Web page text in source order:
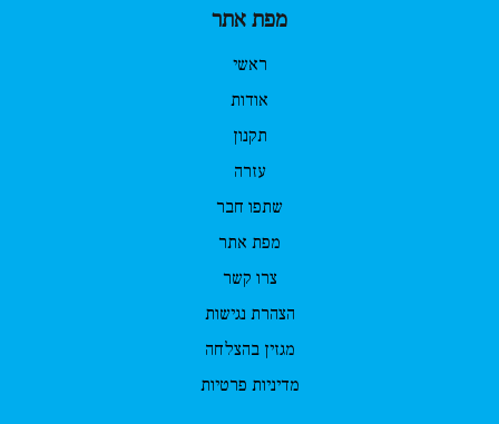
מפת אתר
ראשי
אודות
תקנון
עזרה
שתפו חבר
מפת אתר
צרו קשר
הצהרת נגישות
מגזין בהצלחה
מדיניות פרטיות